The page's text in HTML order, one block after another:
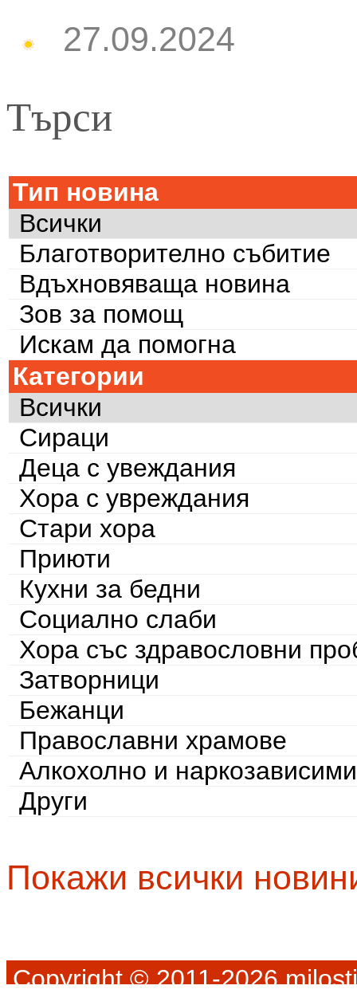
27.09.2024
Търси
Тип новина
Всички
Благотворително събитие
Вдъхновяваща новина
Зов за помощ
Искам да помогна
Категории
Всички
Сираци
Деца с увеждания
Хора с увреждания
Стари хора
Приюти
Кухни за бедни
Социално слаби
Хора със здравословни
Затворници
Бежанци
Православни храмове
Алкохолно и наркозависими
Други
Покажи всички
Copyright © 2011-2026